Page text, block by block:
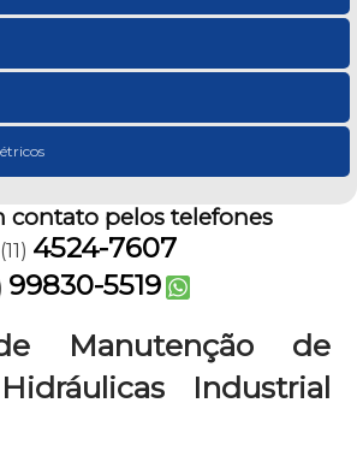
contato pelos telefones
(11) 4524-7607
99830-5519
Manutenção de
Industrial